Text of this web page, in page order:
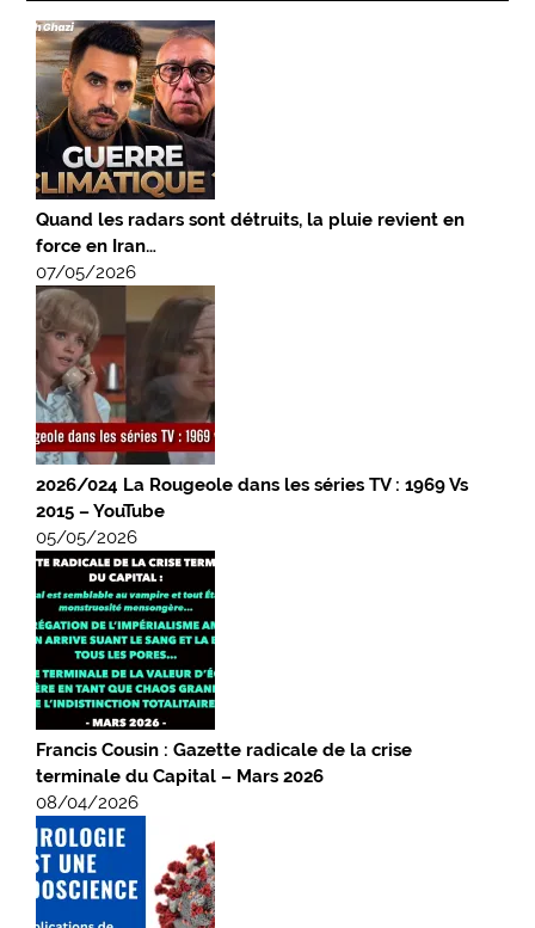
Quand les radars sont détruits, la pluie revient en
force en Iran…
07/05/2026
2026/024 La Rougeole dans les séries TV : 1969 Vs
2015 – YouTube
05/05/2026
Francis Cousin : Gazette radicale de la crise
terminale du Capital – Mars 2026
08/04/2026